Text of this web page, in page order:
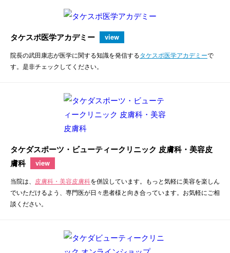
タケスポ医学アカデミー view
院長の武田康志が医学に関する知識を発信するタケスポ医学アカデミーで
す。是非チェックしてください。
タケダスポーツ・ビューティークリニック 皮膚科・美容皮
膚科
view
当院は、 皮膚科・美容皮膚科を併設しています。もっと気軽に美容を楽しん
でいただけるよう、専門医が日々患者様と向き合っています。お気軽にご相
談ください。